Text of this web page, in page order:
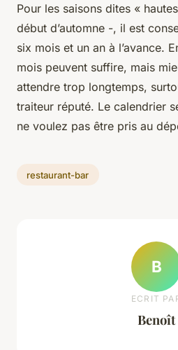
Pour les saisons dites «
début d’automne -, il est
six mois et un an à l’avance.
mois peuvent suffire, mais
attendre trop longtemps,
traiteur réputé. Le calendrier
ne voulez pas être pris au
restaurant-bar
B
ECRIT
Benoît